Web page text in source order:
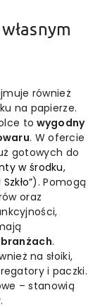
również
na papierze.
to wygodny
. W ofercie
gotowych do
w środku,
). Pomogą
oraz
.
na słoiki,
i paczki.
– stanowią